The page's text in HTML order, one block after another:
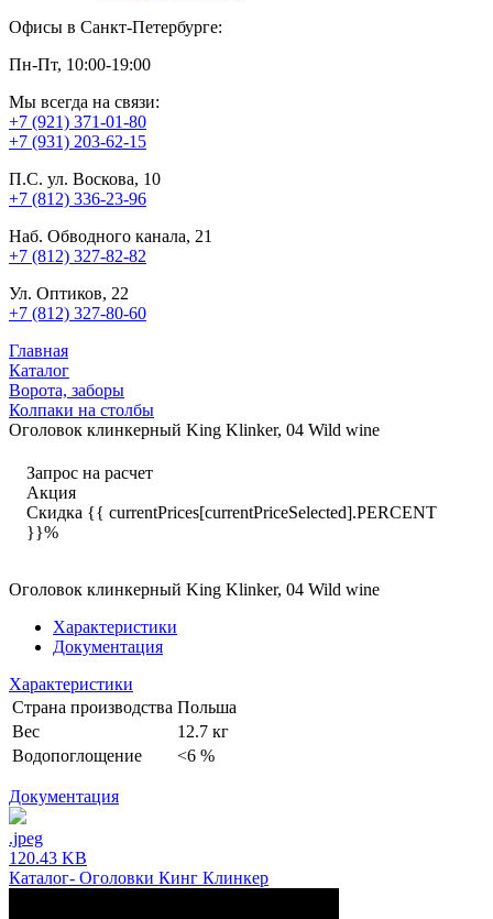
Офисы в Санкт-Петербурге:
Пн-Пт, 10:00-19:00
Мы всегда на связи:
+7 (921) 371-01-80
+7 (931) 203-62-15
П.С. ул. Воскова, 10
+7 (812) 336-23-96
Наб. Обводного канала, 21
+7 (812) 327-82-82
Ул. Оптиков, 22
+7 (812) 327-80-60
Главная
Каталог
Ворота, заборы
Колпаки на столбы
Оголовок клинкерный King Klinker, 04 Wild wine
Запрос на расчет
Акция
Скидка {{ currentPrices[currentPriceSelected].PERCENT
}}%
Оголовок клинкерный King Klinker, 04 Wild wine
Характеристики
Документация
Характеристики
Страна производства Польша
Вес
12.7 кг
Водопоглощение
<6 %
Документация
.jpeg
120.43 KB
Каталог- Оголовки Кинг Клинкер